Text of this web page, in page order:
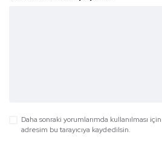
Daha sonraki yorumlarımda kullanılması
adresim bu tarayıcıya kaydedilsin.